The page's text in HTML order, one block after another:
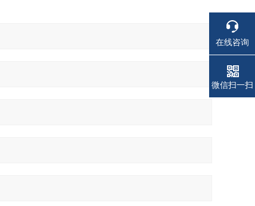
在线咨询
电话
电话
微信扫一扫